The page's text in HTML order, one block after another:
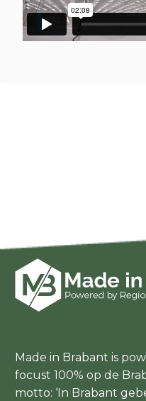
Made in Brabant is
focust 100% op de
motto: ‘In Brabant